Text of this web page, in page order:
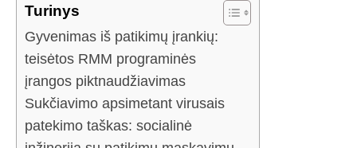
Turinys
Gyvenimas iš patikimų įrankių:
teisėtos RMM programinės
įrangos piktnaudžiavimas
Sukčiavimo apsimetant virusais
patekimo taškas: socialinė